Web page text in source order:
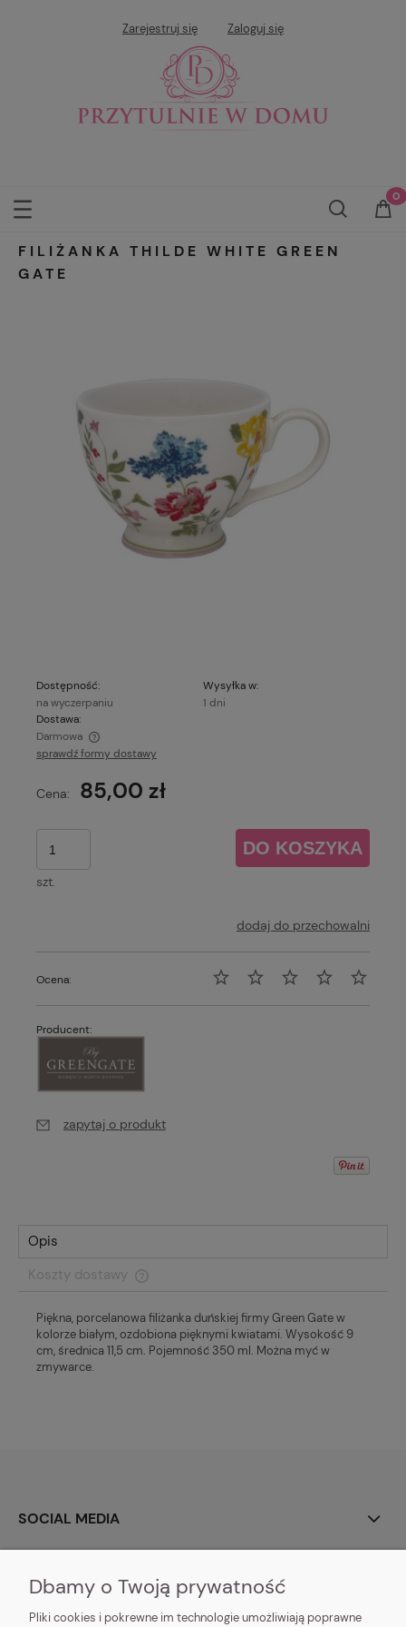
Zarejestruj się Zaloguj się
FILIŻANKA THILDE WHITE GREEN
GATE
Dostępność:
na wyczerpaniu
Wysyłka w:
1 dni
Dostawa:
Darmowa
Cena nie zawiera ewentualnych kosztów płatności
sprawdź formy dostawy
Cena: 85,00 zł
szt.
DO KOSZYKA
dodaj do przechowalni
Ocena:
Producent:
zapytaj o produkt
Opis
Koszty dostawy
Cena nie zawiera ewentualnych kosztów płatności
Piękna, porcelanowa filiżanka duńskiej firmy Green Gate w
kolorze białym, ozdobiona pięknymi kwiatami. Wysokość 9
cm, średnica 11,5 cm. Pojemność 350 ml. Można myć w
zmywarce.
SOCIAL MEDIA
MOJE KONTO
Dbamy o Twoją prywatność
Pliki cookies i pokrewne im technologie umożliwiają poprawne